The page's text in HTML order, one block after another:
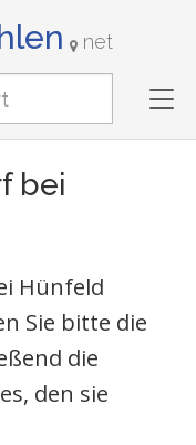
net
bei
Hünfeld
Sie bitte die
die
den sie